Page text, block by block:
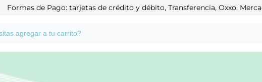
Formas de Pago: tarjetas de crédito y débito, Transferencia, Oxxo,